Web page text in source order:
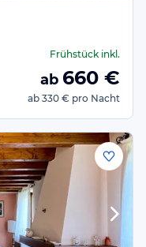
Frühstückinkl.
ab 660 €
ab 330 € pro Nacht